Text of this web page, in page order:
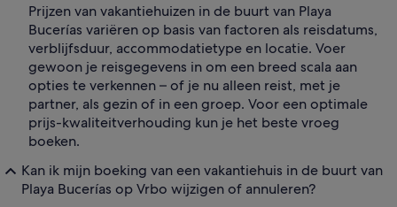
Prijzen van vakantiehuizen in de buurt van Playa
Bucerías variëren op basis van factoren als reisdatums,
verblijfsduur, accommodatietype en locatie. Voer
gewoon je reisgegevens in om een breed scala aan
opties te verkennen – of je nu alleen reist, met je
partner, als gezin of in een groep. Voor een optimale
prijs-kwaliteitverhouding kun je het beste vroeg
boeken.
Kan ik mijn boeking van een vakantiehuis in de buurt van
Playa Bucerías op Vrbo wijzigen of annuleren?